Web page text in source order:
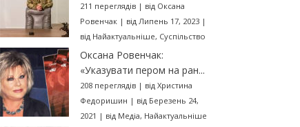
211 переглядів| від Оксана
Ровенчак| від Липень 17, 2023|
від Найактуальніше, Суспільство
Оксана Ровенчак:
«Указувати пером на ран...
208 переглядів| від Христина
Федоришин | від Березень 24,
2021 | від Медіа, Найактуальніше